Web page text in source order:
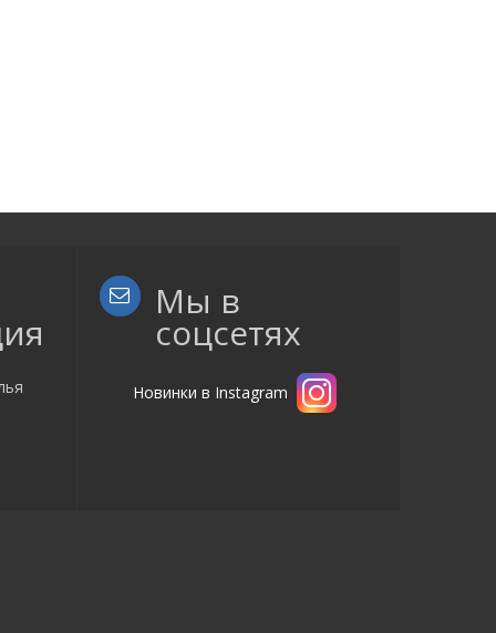
Мы в
соцсетях
Новинки в Instagram